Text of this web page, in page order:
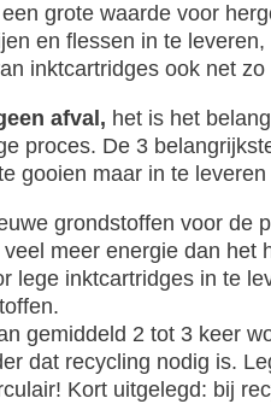
grote waarde voor
en flessen in te
inktcartridges ook net
afval, het is het
proces. De 3
gooien maar in te
grondstoffen voor de
meer energie dan het
lege inktcartridges in te
gemiddeld 2 tot 3 keer
dat recycling nodig is.
Kort uitgelegd: bij